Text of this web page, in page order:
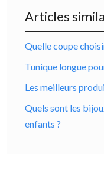
Articles
Quelle coupe
Tunique longue
Les meilleurs
Quels sont les
enfants ?